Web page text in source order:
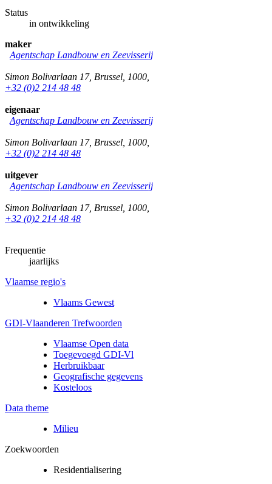
Status
in ontwikkeling
maker
Agentschap Landbouw en Zeevisserij
Simon Bolivarlaan 17, Brussel 1000
+32 (0)2 214 48 48
eigenaar
Agentschap Landbouw en Zeevisserij
Simon Bolivarlaan 17, Brussel 1000
+32 (0)2 214 48 48
uitgever
Agentschap Landbouw en Zeevisserij
Simon Bolivarlaan 17, Brussel 1000
+32 (0)2 214 48 48
Frequentie
jaarlijks
Vlaamse regio's
Vlaams Gewest
GDI-Vlaanderen Trefwoorden
Vlaamse Open data
Toegevoegd GDI-Vl
Herbruikbaar
Geografische gegevens
Kosteloos
Data theme
Milieu
Zoekwoorden
Residentialisering